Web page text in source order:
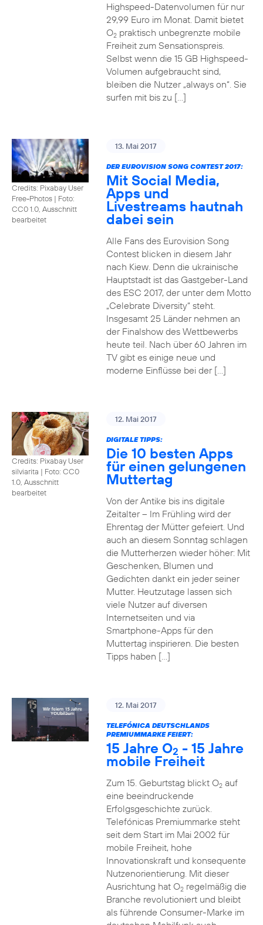
Highspeed-Datenvolumen für nur
29,99 Euro im Monat. Damit bietet
O2praktisch unbegrenzte mobile
Freiheit zum Sensationspreis.
Selbst wenn die 15 GB Highspeed-
Volumen aufgebraucht sind,
bleiben die Nutzer „always on“. Sie
surfen mit bis zu […]
Credits: Pixabay User
Free-Photos | Foto:
CC0 1.0, Ausschnitt
bearbeitet
13. Mai 2017
DER EUROVISION SONG CONTEST 2017:
Mit Social Media,
Apps und
Livestreams hautnah
dabei sein
Alle Fans des Eurovision Song
Contest blicken in diesem Jahr
nach Kiew. Denn die ukrainische
Hauptstadt ist das Gastgeber-Land
des ESC 2017, der unter dem Motto
„Celebrate Diversity“ steht.
Insgesamt 25 Länder nehmen an
der Finalshow des Wettbewerbs
heute teil. Nach über 60 Jahren im
TV gibt es einige neue und
moderne Einflüsse bei der […]
Credits: Pixabay User
silviarita | Foto: CC0
1.0, Ausschnitt
bearbeitet
12. Mai 2017
DIGITALE TIPPS:
Die 10 besten Apps
für einen gelungenen
Muttertag
Von der Antike bis ins digitale
Zeitalter – Im Frühling wird der
Ehrentag der Mütter gefeiert. Und
auch an diesem Sonntag schlagen
die Mutterherzen wieder höher: Mit
Geschenken, Blumen und
Gedichten dankt ein jeder seiner
Mutter. Heutzutage lassen sich
viele Nutzer auf diversen
Internetseiten und via
Smartphone-Apps für den
Muttertag inspirieren. Die besten
Tipps haben […]
12. Mai 2017
TELEFÓNICA DEUTSCHLANDS
PREMIUMMARKE FEIERT:
15 Jahre O2 - 15 Jahre
mobile Freiheit
Zum 15. Geburtstag blickt O2auf
eine beeindruckende
Erfolgsgeschichte zurück.
Telefónicas Premiummarke steht
seit dem Start im Mai 2002 für
mobile Freiheit, hohe
Innovationskraft und konsequente
Nutzenorientierung. Mit dieser
Ausrichtung hat O2regelmäßig die
Branche revolutioniert und bleibt
als führende Consumer-Marke im